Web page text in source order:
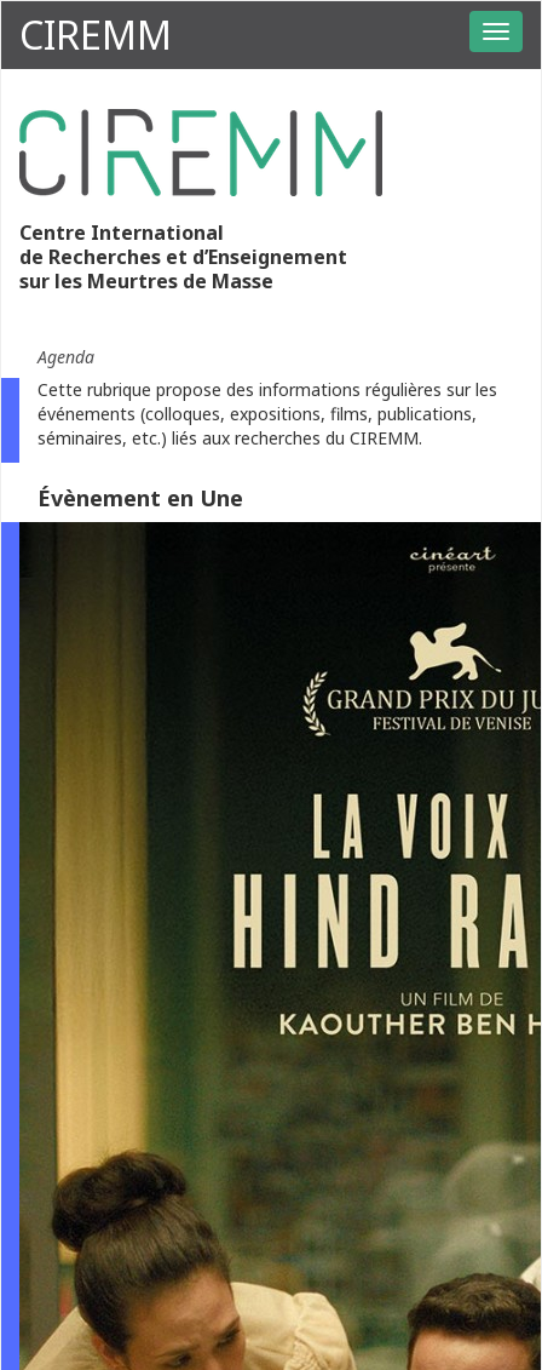
CIREMM
Centre International
de Recherches et d’Enseignement
sur les Meurtres de Masse
Agenda
Cette rubrique propose des informations régulières sur les
événements (colloques, expositions, films, publications,
séminaires, etc.) liés aux recherches du CIREMM.
Évènement en Une